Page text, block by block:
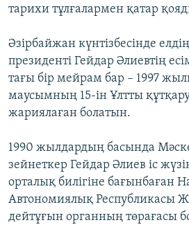
тарихи тұлғалармен қатар
Әзірбайжан күнтізбесінде
президенті Гейдар Әлиевтің
тағы бір мейрам бар – 1997
маусымның 15-ін Ұлтты
жариялаған болатын.
1990 жылдардың басында
зейнеткер Гейдар Әлиев іс
орталық билігіне бағынбаған
Автономиялық Республикасы
дейтұғын органның төрағасы